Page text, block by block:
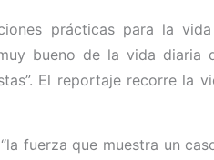
prácticas para la
bueno de la vida diaria
El reportaje recorre la
fuerza que muestra un